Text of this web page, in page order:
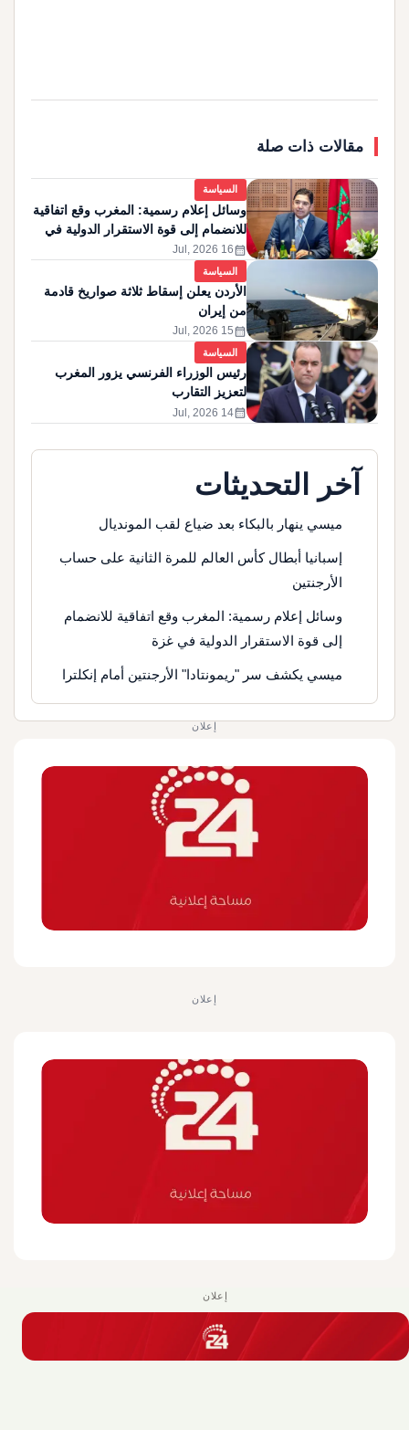
مقالات ذات صلة
السياسة
وسائل إعلام رسمية: المغرب وقع اتفاقية
للانضمام إلى قوة الاستقرار الدولية في
غزة
calendar_month
16 Jul, 2026
السياسة
الأردن يعلن إسقاط ثلاثة صواريخ قادمة
من إيران
calendar_month
15 Jul, 2026
السياسة
رئيس الوزراء الفرنسي يزور المغرب
لتعزيز التقارب
calendar_month
14 Jul, 2026
آخر التحديثات
ميسي ينهار بالبكاء بعد ضياع لقب المونديال
إسبانيا أبطال كأس العالم للمرة الثانية على حساب
الأرجنتين
وسائل إعلام رسمية: المغرب وقع اتفاقية للانضمام
إلى قوة الاستقرار الدولية في غزة
ميسي يكشف سر "ريمونتادا" الأرجنتين أمام إنكلترا
إعلان
إعلان
إعلان